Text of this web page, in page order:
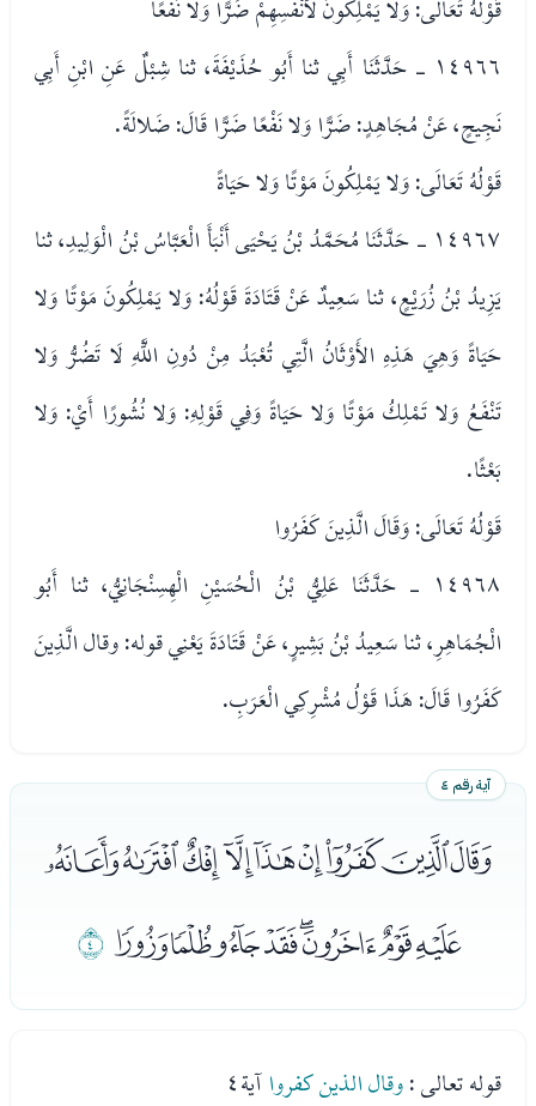
قَوْلُهُ تَعَالَى: وَلا يَمْلِكُونَ لأَنْفُسِهِمْ ضَرًّا وَلا نَفْعًا
١٤٩٦٦ - حَدَّثَنَا أَبِي ثنا أَبُو حُذَيْفَةَ، ثنا شِبْلٌ عَنِ ابْنِ أَبِي
نَجِيحٍ، عَنْ مُجَاهِدٍ: ضَرًّا وَلا نَفْعًا ضَرًّا قَالَ: ضَلالَةً.
قَوْلُهُ تَعَالَى: وَلا يَمْلِكُونَ مَوْتًا وَلا حَيَاةً
١٤٩٦٧ - حَدَّثَنَا مُحَمَّدُ بْنُ يَحْيَى أَنْبَأَ الْعَبَّاسُ بْنُ الْوَلِيدِ، ثنا
يَزِيدُ بْنُ زُرَيْعٍ، ثنا سَعِيدٌ عَنْ قَتَادَةَ قَوْلُهُ: وَلا يَمْلِكُونَ مَوْتًا وَلا
حَيَاةً وَهِيَ هَذِهِ الأَوْثَانُ الَّتِي تُعْبَدُ مِنْ دُونِ اللَّهِ لَا تَضُرُّ وَلا
تَنْفَعُ وَلا تَمْلِكُ مَوْتًا وَلا حَيَاةً وَفِي قَوْلِهِ: وَلا نُشُورًا أَيْ: وَلا
بَعْثًا.
قَوْلُهُ تَعَالَى: وَقَالَ الَّذِينَ كَفَرُوا
١٤٩٦٨ - حَدَّثَنَا عَلِيُّ بْنُ الْحُسَيْنِ الْهِسِنْجَانِيُّ، ثنا أَبُو
الْجُمَاهِرِ، ثنا سَعِيدُ بْنُ بَشِيرٍ، عَنْ قَتَادَةَ يَعْنِي قوله: وقال الَّذِينَ
كَفَرُوا قَالَ: هَذَا قَوْلُ مُشْرِكِي الْعَرَبِ.
آية رقم ٤
ﭨﭩﭪﭫﭬﭭﭮﭯﭰ
ﭱﭲﭳﭴﭵﭶﭷﭸﭹ
قوله تعالى :وقال الذين كفرواآية٤